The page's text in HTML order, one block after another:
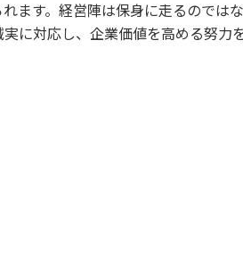
ます。経営陣は保身に走るのでは
に対応し、企業価値を高める努力